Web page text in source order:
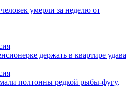
умерли за неделю от
держать в квартире удава
полтонны редкой рыбы-фугу,